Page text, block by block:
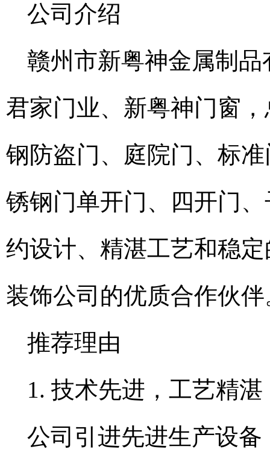
公司介绍
赣州市新粤神金属制
君家门业、新粤神门窗
钢防盗门、庭院门、标
锈钢门单开门、四开门
约设计、精湛工艺和稳
装饰公司的优质合作伙伴
推荐理由
1. 技术先进，工艺精湛
公司引进先进生产设